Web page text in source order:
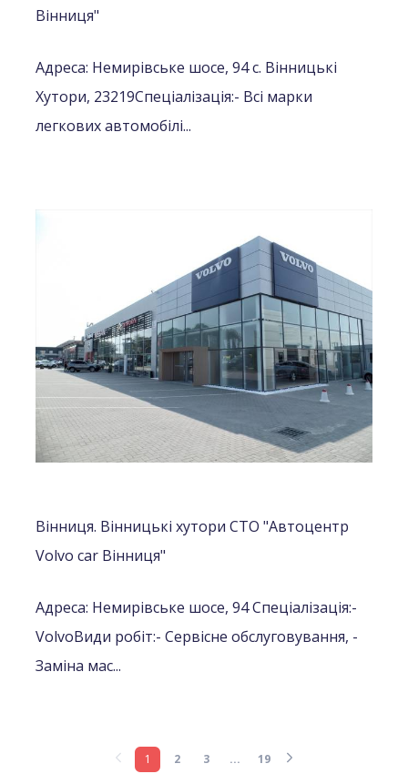
Вінниця"
Адреса: Немирівське шосе, 94 с. Вінницькі
Хутори, 23219Спеціалізація:- Всі марки
легкових автомобілі...
Вінниця. Вінницькі хутори СТО "Автоцентр
Volvo car Вінниця"
Адреса: Немирівське шосе, 94Спеціалізація:-
VolvoВиди робіт:- Сервісне обслуговування, -
Заміна мас...
1 2 3 ... 19